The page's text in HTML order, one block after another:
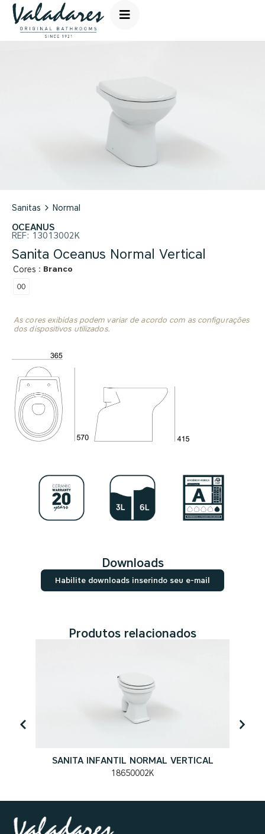
Sanitas Normal
OCEANUS
REF: 13013002K
Sanita Oceanus Normal Vertical
Cores : Branco
As cores exibidas podem variar de acordo com as configurações
dos dispositivos utilizados.
Downloads
Habilite downloads inserindo seu e-mail
Produtos relacionados
SANITA INFANTIL NORMAL VERTICAL
18650002K